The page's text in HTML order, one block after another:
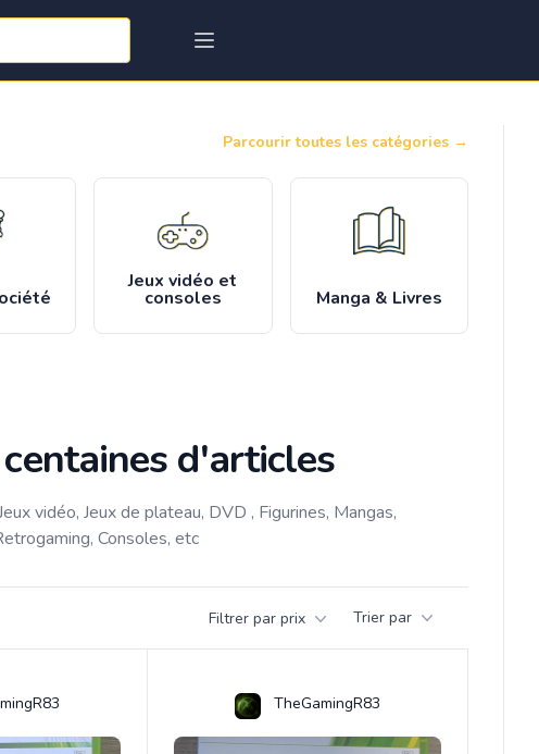
Parcourir toutes les catégories →
Jeux vidéo et
consoles Manga & Livres
d'articles
vidéo, Jeux de plateau, DVD , Figurines, Mangas,
Consoles, etc
Filtrer par prix Trier par
TheGamingR83